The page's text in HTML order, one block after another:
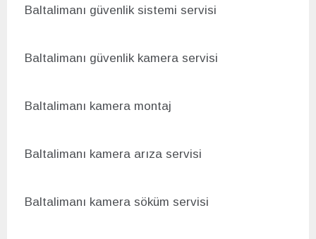
Baltalimanı güvenlik sistemi servisi
Baltalimanı güvenlik kamera servisi
Baltalimanı kamera montaj
Baltalimanı kamera arıza servisi
Baltalimanı kamera söküm servisi